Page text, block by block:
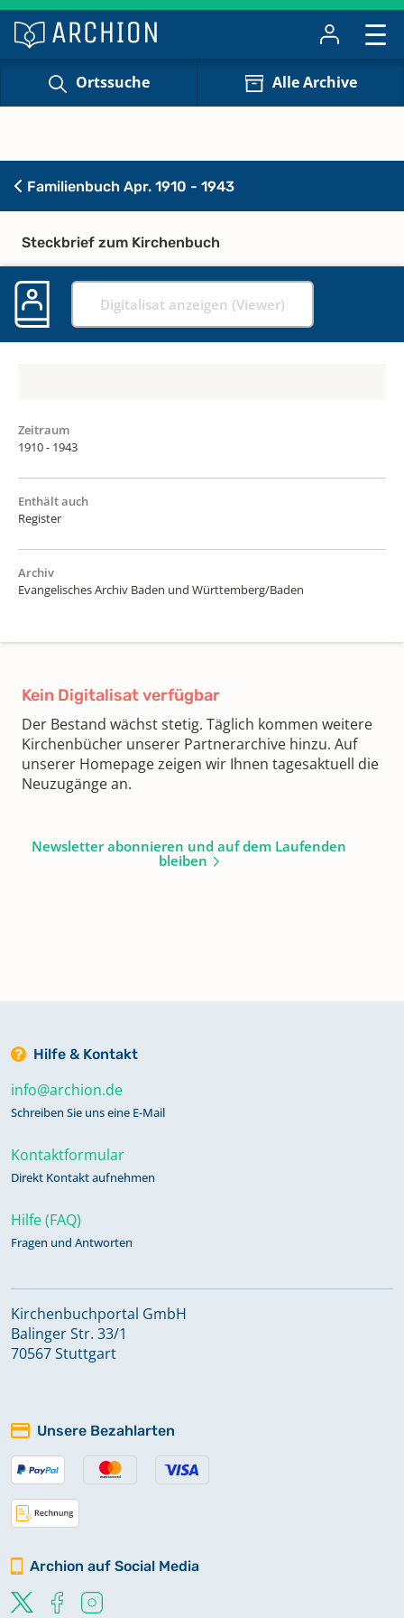
Ortssuche Alle Archive
Familienbuch Apr. 1910 - 1943
Steckbrief zum Kirchenbuch
Digitalisat anzeigen (Viewer)
Zeitraum
1910 - 1943
Enthält auch
Register
Archiv
Evangelisches Archiv Baden und Württemberg/Baden
Kein Digitalisat verfügbar
Der Bestand wächst stetig. Täglich kommen weitere
Kirchenbücher unserer Partnerarchive hinzu. Auf
unserer Homepage zeigen wir Ihnen tagesaktuell die
Neuzugänge an.
Newsletter abonnieren und auf dem Laufenden
bleiben
Hilfe & Kontakt
info@archion.de
Schreiben Sie uns eine E-Mail
Kontaktformular
Direkt Kontakt aufnehmen
Hilfe (FAQ)
Fragen und Antworten
Kirchenbuchportal GmbH
Balinger Str. 33/1
70567 Stuttgart
Unsere Bezahlarten
Archion auf Social Media